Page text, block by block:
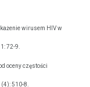
wirusem HIV w
72-9.
oceny częstości
510-8.